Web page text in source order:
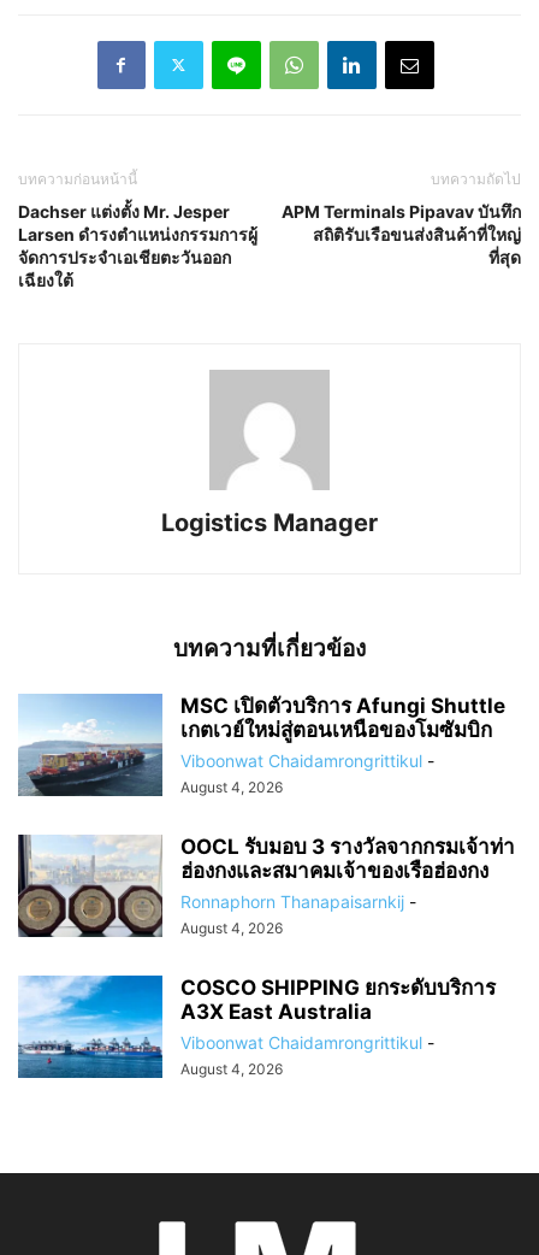
บทความก่อนหน้านี้
Dachser แต่งตั้ง Mr. Jesper
Larsen ดำรงตำแหน่งกรรมการผู้
จัดการประจำเอเชียตะวันออก
เฉียงใต้
บทความถัดไป
APM Terminals Pipavav บันทึก
สถิติรับเรือขนส่งสินค้าที่ใหญ่
ที่สุด
Logistics Manager
บทความที่เกี่ยวข้อง
MSC เปิดตัวบริการ Afungi Shuttle
เกตเวย์ใหม่สู่ตอนเหนือของโมซัมบิก
Viboonwat Chaidamrongrittikul -
August 4, 2026
OOCL รับมอบ 3 รางวัลจากกรมเจ้าท่า
ฮ่องกงและสมาคมเจ้าของเรือฮ่องกง
Ronnaphorn Thanapaisarnkij -
August 4, 2026
COSCO SHIPPING ยกระดับบริการ
A3X East Australia
Viboonwat Chaidamrongrittikul -
August 4, 2026